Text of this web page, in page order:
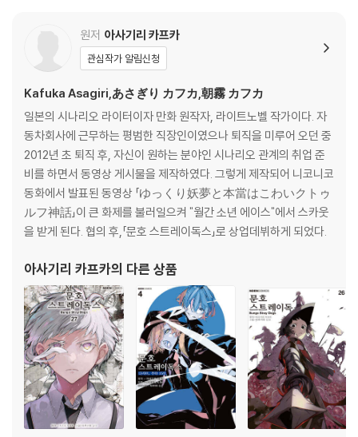
원저 아사기리 카프카
관심작가 알림신청
Kafuka Asagiri,あさぎり カフカ,朝霧 カフカ
일본의 시나리오 라이터이자 만화 원작자, 라이트노벨 작가이다. 자
동차회사에 근무하는 평범한 직장인이였으나 퇴직을 미루어 오던 중
2012년 초 퇴직 후, 자신이 원하는 분야인 시나리오 관계의 취업 준
비를 하면서 동영상 게시물을 제작하였다. 그렇게 제작되어 니코니코
동화에서 발표된 동영상 「ゆっくり妖夢と本當はこわいクトゥ
ルフ神話」이 큰 화제를 불러일으켜 "월간 소년 에이스"에서 스카웃
을 받게 된다. 협의 후,「문호 스트레이독스」로 상업데뷔하게 되었다.
아사기리 카프카의 다른 상품